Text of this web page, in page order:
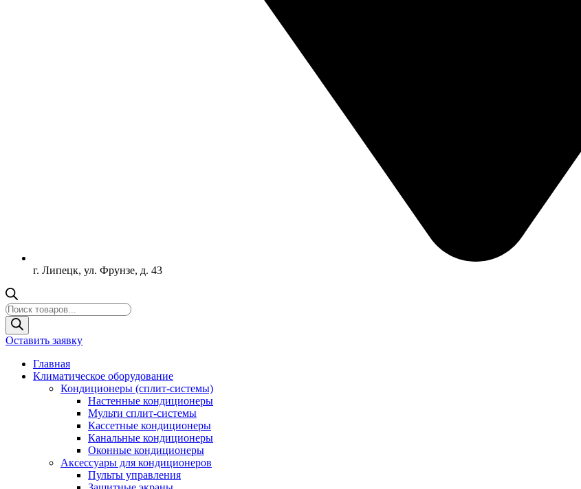
г. Липецк, ул. Фрунзе, д. 43
Поиск
товаров
Оставить заявку
Главная
Климатическое оборудование
Кондиционеры (сплит-системы)
Настенные кондиционеры
Мульти сплит-системы
Кассетные кондиционеры
Канальные кондиционеры
Оконные кондиционеры
Аксессуары для кондиционеров
Пульты управления